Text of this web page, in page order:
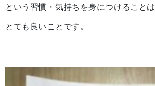
という習慣・気持ちを身につけることは
とても良いことです。